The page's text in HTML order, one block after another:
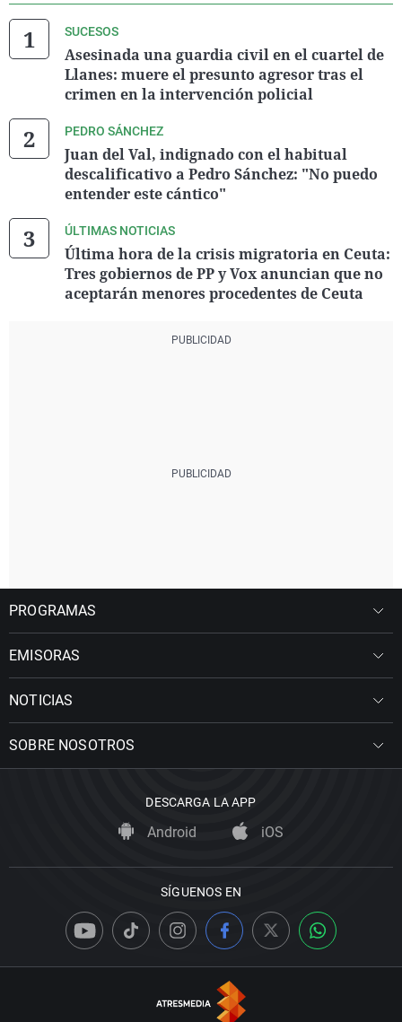
SUCESOS
Asesinada una guardia civil en el cuartel de
Llanes: muere el presunto agresor tras el
crimen en la intervención policial
PEDRO SÁNCHEZ
Juan del Val, indignado con el habitual
descalificativo a Pedro Sánchez: "No puedo
entender este cántico"
ÚLTIMAS NOTICIAS
Última hora de la crisis migratoria en Ceuta:
Tres gobiernos de PP y Vox anuncian que no
aceptarán menores procedentes de Ceuta
PROGRAMAS
EMISORAS
NOTICIAS
SOBRE NOSOTROS
DESCARGA LA APP
Android iOS
SÍGUENOS EN